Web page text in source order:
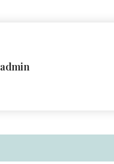
admin